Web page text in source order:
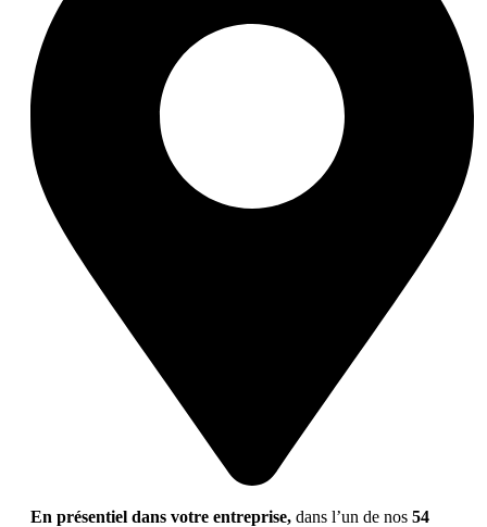
En présentiel dans votre entreprise, dans l’un de nos 54